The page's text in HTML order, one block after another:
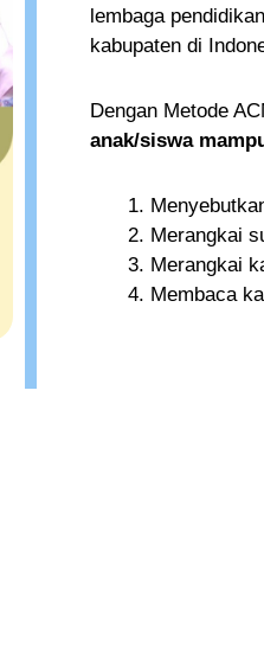
lembaga
kabupaten di
Dengan Metode
anak/siswa
Merangkai
Merangkai
Membaca